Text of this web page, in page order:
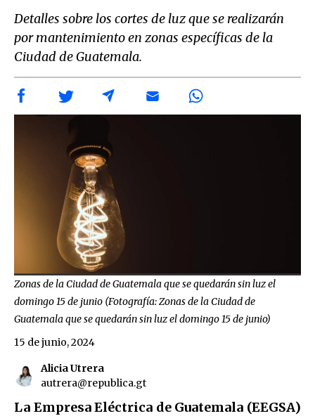
Detalles sobre los cortes de luz que se realizarán
por mantenimiento en zonas específicas de la
Ciudad de Guatemala.
Zonas de la Ciudad de Guatemala que se quedarán sin luz el
domingo 15 de junio (Fotografía: Zonas de la Ciudad de
Guatemala que se quedarán sin luz el domingo 15 de junio)
Alicia Utrera
autrera@republica.gt
15 de junio, 2024
La Empresa Eléctrica de Guatemala (EEGSA)